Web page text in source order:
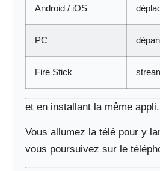
Android / iOS
PC
Fire Stick
et en installant la même appli.
Vous allumez la télé pour y
vous poursuivez sur le